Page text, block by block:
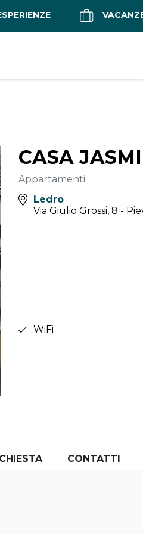
CASA
Appartamenti
Ledro
Via Giulio Grossi, 8 -
WiFi
CONTATTI